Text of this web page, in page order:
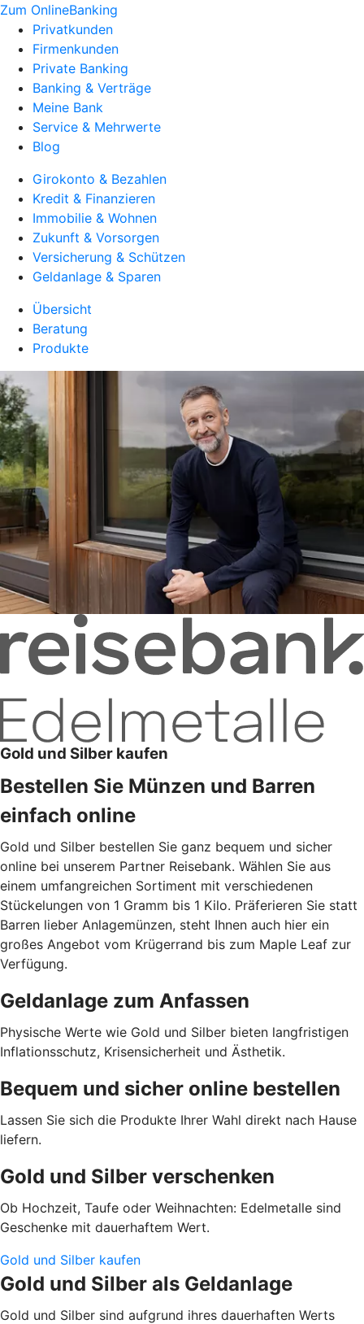
Zum OnlineBanking
Privatkunden
Firmenkunden
Private Banking
Banking & Verträge
Meine Bank
Service & Mehrwerte
Blog
Girokonto & Bezahlen
Kredit & Finanzieren
Immobilie & Wohnen
Zukunft & Vorsorgen
Versicherung & Schützen
Geldanlage & Sparen
Übersicht
Beratung
Produkte
Gold und Silber kaufen
Bestellen Sie Münzen und Barren
einfach online
Gold und Silber bestellen Sie ganz bequem und sicher
online bei unserem Partner Reisebank. Wählen Sie aus
einem umfangreichen Sortiment mit verschiedenen
Stückelungen von 1 Gramm bis 1 Kilo. Präferieren Sie statt
Barren lieber Anlagemünzen, steht Ihnen auch hier ein
großes Angebot vom Krügerrand bis zum Maple Leaf zur
Verfügung.
Geldanlage zum Anfassen
Physische Werte wie Gold und Silber bieten langfristigen
Inflationsschutz, Krisensicherheit und Ästhetik.
Bequem und sicher online bestellen
Lassen Sie sich die Produkte Ihrer Wahl direkt nach Hause
liefern.
Gold und Silber verschenken
Ob Hochzeit, Taufe oder Weihnachten: Edelmetalle sind
Geschenke mit dauerhaftem Wert.
Gold und Silber kaufen
Gold und Silber als Geldanlage
Gold und Silber sind aufgrund ihres dauerhaften Werts